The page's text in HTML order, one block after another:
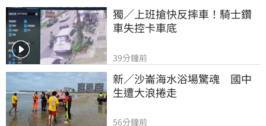
獨／上班搶快反摔車！騎士鑽
車失控卡車底
39分鐘前
新／沙崙海水浴場驚魂　國中
生遭大浪捲走
56分鐘前